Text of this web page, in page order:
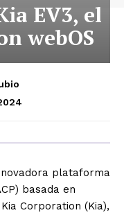
EV3, el
webOS
plataforma
basada en
Corporation (Kia),